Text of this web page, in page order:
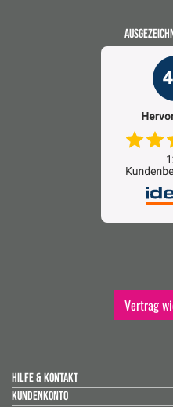
Vertrag
HILFE & KONTAKT
KUNDENKONTO